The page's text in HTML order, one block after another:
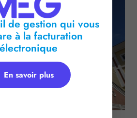
de gestion qui vous
à la facturation
électronique
En savoir plus